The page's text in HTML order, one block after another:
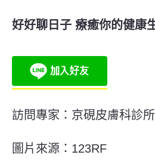
好好聊日子 療癒你的健康
訪問專家：京硯皮膚科診
圖片來源：123RF